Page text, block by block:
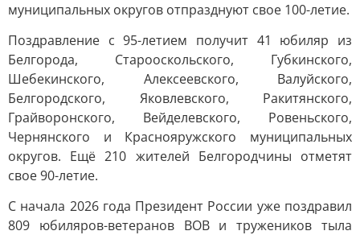
муниципальных округов отпразднуют свое 100-летие.
Поздравление с 95-летием получит 41 юбиляр из
Белгорода, Старооскольского, Губкинского,
Шебекинского, Алексеевского, Валуйского,
Белгородского, Яковлевского, Ракитянского,
Грайворонского, Вейделевского, Ровеньского,
Чернянского и Краснояружского муниципальных
округов. Ещё 210 жителей Белгородчины отметят
свое 90-летие.
С начала 2026 года Президент России уже поздравил
809 юбиляров-ветеранов ВОВ и тружеников тыла